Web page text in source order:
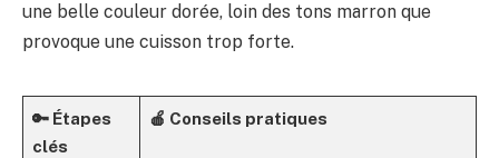
une belle couleur dorée, loin des tons marron que
provoque une cuisson trop forte.
🔑 Étapes
clés
🍎 Conseils pratiques